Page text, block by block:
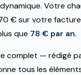
Votre
€ sur votre facture
que 78 € par an.
complet — rédigé
tous les